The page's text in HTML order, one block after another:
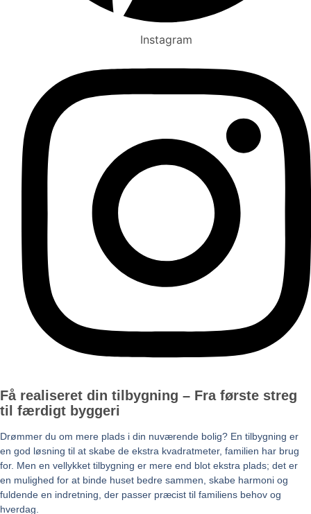
Instagram
Få realiseret din tilbygning – Fra første streg
til færdigt byggeri
Drømmer du om mere plads i din nuværende bolig? En tilbygning er
en god løsning til at skabe de ekstra kvadratmeter, familien har brug
for. Men en vellykket tilbygning er mere end blot ekstra plads; det er
en mulighed for at binde huset bedre sammen, skabe harmoni og
fuldende en indretning, der passer præcist til familiens behov og
hverdag.